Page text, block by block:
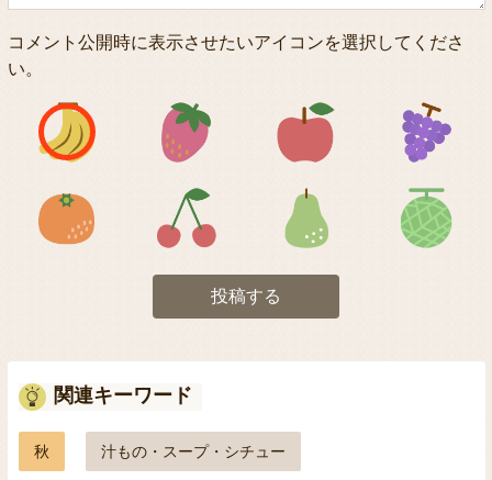
コメント公開時に表示させたいアイコンを選択してくださ
い。
アイコン1 アイコン2 アイコン3
アイコン5 アイコン6 アイコン7
投稿する
関連キーワード
秋 汁もの・スープ・シチュー